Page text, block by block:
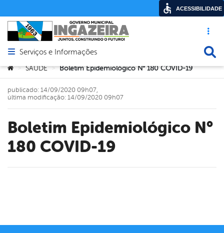
Acesso
Abrir menu principal de navegação
Serviços e Informações
Você está aqui:
> SAÚDE > Boletim Epidemiológico N° 180 COVID-19
Boletim Epidemiológico N°
180 COVID-19
publicado: 14/09/2020 09h07,
última modificação: 14/09/2020 09h07
ACESSIBILIDADE